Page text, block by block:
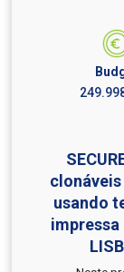
usando
impressa